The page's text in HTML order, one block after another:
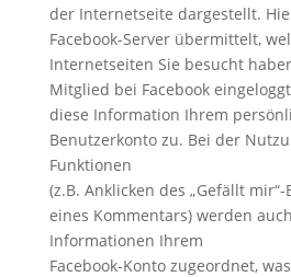
der Internetseite dargestellt.
Facebook-Server übermittelt,
Internetseiten Sie besucht
Mitglied bei Facebook
diese Information Ihrem
Benutzerkonto zu. Bei der
Funktionen
(z.B. Anklicken des „Gefällt
eines Kommentars) werden
Informationen Ihrem
Facebook-Konto zugeordnet,